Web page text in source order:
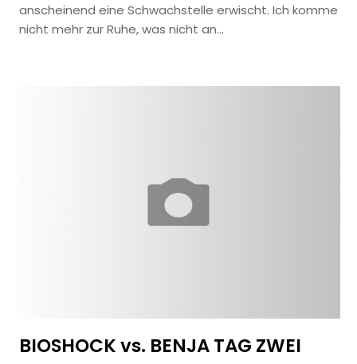
anscheinend eine Schwachstelle erwischt. Ich komme
nicht mehr zur Ruhe, was nicht an…
BIOSHOCK vs. BENJA TAG ZWEI